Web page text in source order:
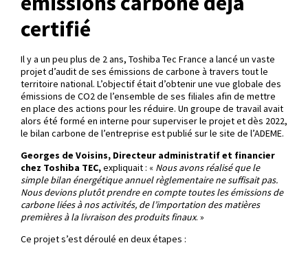
certifié
Il y a un peu plus de 2 ans, Toshiba Tec France a lancé un vaste
projet d’audit de ses émissions de carbone à travers tout le
territoire national. L’objectif était d’obtenir une vue globale des
émissions de CO2 de l’ensemble de ses filiales afin de mettre
en place des actions pour les réduire. Un groupe de travail avait
alors été formé en interne pour superviser le projet et dès 2022,
le bilan carbone de l’entreprise est publié sur le site de l’ADEME.
Georges de Voisins, Directeur administratif et financier
chez Toshiba TEC,expliquait : « Nous avons réalisé que le
simple bilan énergétique annuel règlementaire ne suffisait pas.
Nous devions plutôt prendre en compte toutes les émissions de
carbone liées à nos activités, de l’importation des matières
premières à la livraison des produits finaux. »
Ce projet s’est déroulé en deux étapes :